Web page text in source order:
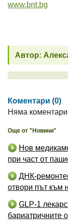
www.bnt.bg
Автор:
Коментари (0)
Няма коментари
Още от "Новини"
Нов
при част от
ДНК-
отвори път към
GLP-1
бариатричните